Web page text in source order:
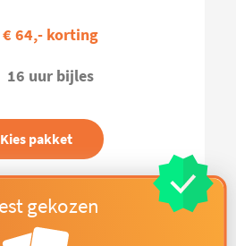
€ 64,- korting
16 uur bijles
Kies pakket